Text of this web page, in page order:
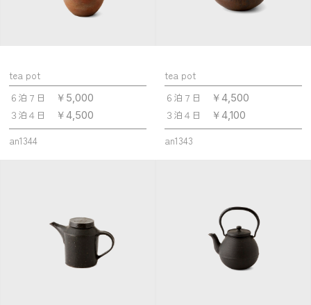
tea pot
６泊７日
￥5,000
３泊４日 ￥4,500
an1344
tea pot
６泊７日
￥4,500
３泊４日 ￥4,100
an1343